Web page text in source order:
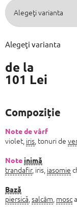
de la
101 Lei
Alegeţi varianta
Compoziție
Note de vârf
violet, iris , tonuri de
Note inimă
trandafir, iris, iasomie
Bază
piersică salcâm mosc